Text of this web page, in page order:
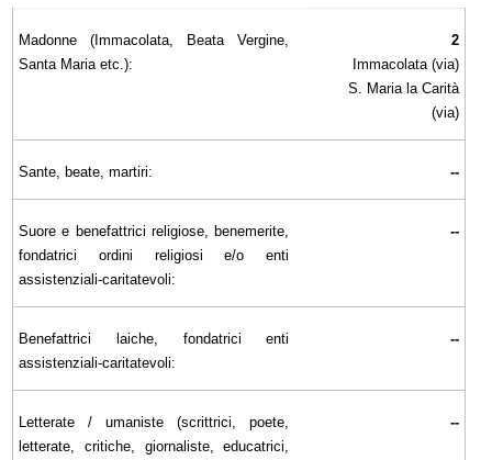
Madonne (Immacolata, Beata Vergine,
Santa Maria etc.):
2
Immacolata (via)
S. Maria la Carità
(via)
Sante, beate, martiri: --
Suore e benefattrici religiose, benemerite,
fondatrici ordini religiosi e/o enti
assistenziali-caritatevoli:
--
Benefattrici laiche, fondatrici enti
assistenziali-caritatevoli:
--
Letterate / umaniste (scrittrici, poete,
letterate, critiche, giornaliste, educatrici,
--